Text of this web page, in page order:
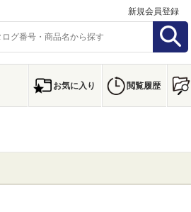
新規会員登録
お気に入り 閲覧履歴